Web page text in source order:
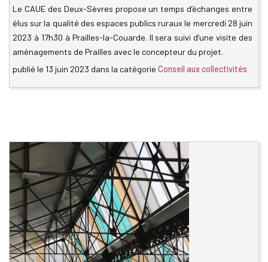
Le CAUE des Deux-Sèvres propose un temps d’échanges entre
élus sur la qualité des espaces publics ruraux le mercredi 28 juin
2023 à 17h30 à Prailles-la-Couarde. Il sera suivi d’une visite des
aménagements de Prailles avec le concepteur du projet.
publié le 13 juin 2023 dans la catégorie Conseil aux collectivités